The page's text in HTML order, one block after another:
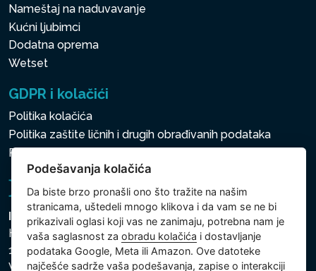
Nameštaj na naduvavanje
Kućni ljubimci
Dodatna oprema
Wetset
GDPR i kolačići
Politika kolačića
Politika zaštite ličnih i drugih obrađivanih podataka
Politika kolačića
Intex Trading, s.r.o.
Hradecká 2526/3
130 00 Praha 3
Vinohrady - Česká republika
Podešavanja kolačića
Da biste brzo pronašli ono što tražite na našim
stranicama, uštedeli mnogo klikova i da vam se ne bi
prikazivali oglasi koji vas ne zanimaju, potrebna nam je
vaša saglasnost zaobradu kolačića i dostavljanje
podataka Google, Meta ili Amazon. Ove datoteke
najčešće sadrže vaša podešavanja, zapise o interakciji